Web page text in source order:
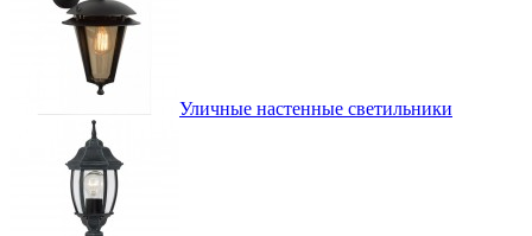
Уличные настенные светильники